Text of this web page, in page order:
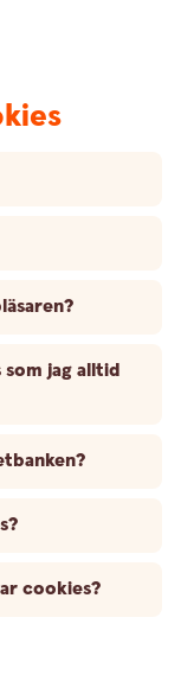
jag alltid
cookies?